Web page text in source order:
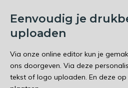
Eenvoudig je
uploaden
Via onze online editor kun je
ons doorgeven. Via deze
tekst of logo uploaden. En deze